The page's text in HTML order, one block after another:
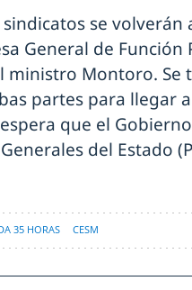
se volverán
General de Función
ministro Montoro. Se
partes para llegar
que el
del Estado
35 HORAS CESM